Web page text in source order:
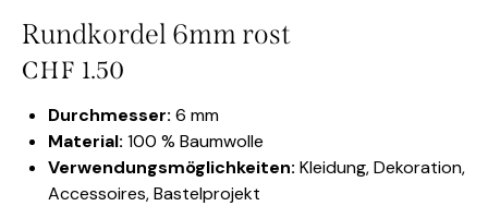
Rundkordel 6mm rost
CHF 1.50
Durchmesser: 6 mm
Material: 100 % Baumwolle
Verwendungsmöglichkeiten: Kleidung, Dekoration,
Accessoires, Bastelprojekt